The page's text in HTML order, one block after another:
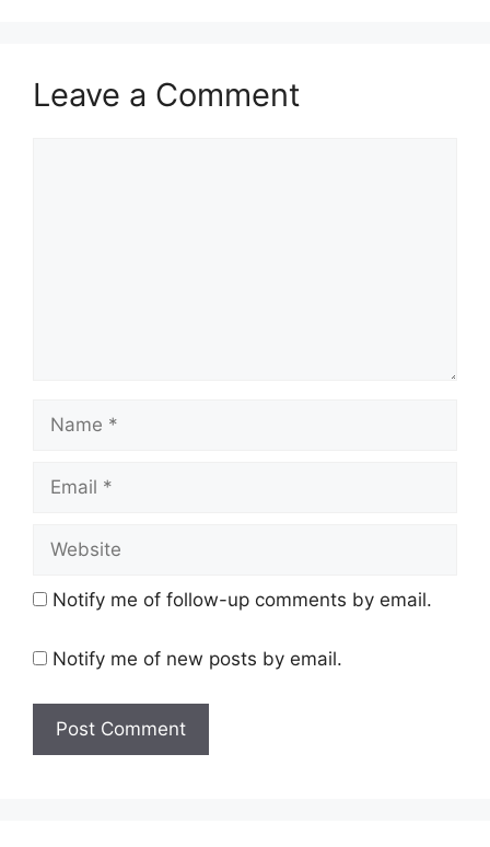
Leave a Comment
Name
Email
Website
Notify me of follow-up comments by email.
Notify me of new posts by email.